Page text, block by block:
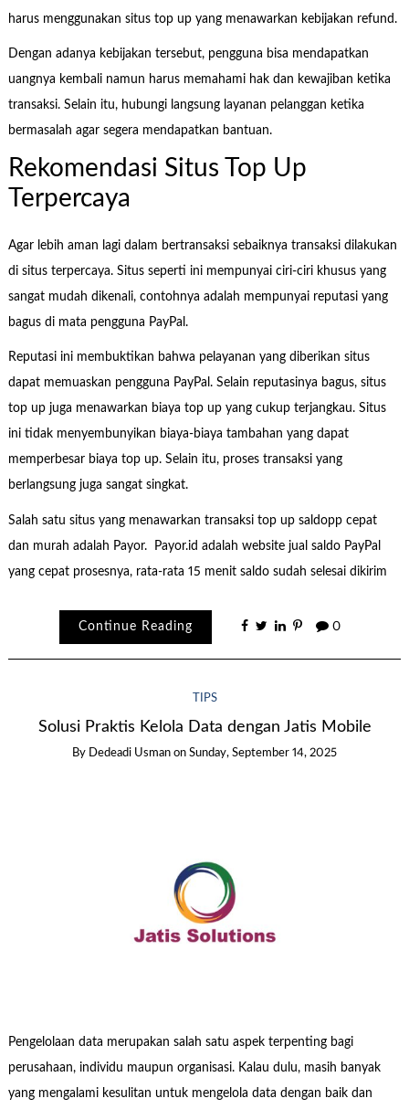
harus menggunakan situs top up yang menawarkan kebijakan refund.
Dengan adanya kebijakan tersebut, pengguna bisa mendapatkan
uangnya kembali namun harus memahami hak dan kewajiban ketika
transaksi. Selain itu, hubungi langsung layanan pelanggan ketika
bermasalah agar segera mendapatkan bantuan.
Rekomendasi Situs Top Up
Terpercaya
Agar lebih aman lagi dalam bertransaksi sebaiknya transaksi dilakukan
di situs terpercaya. Situs seperti ini mempunyai ciri-ciri khusus yang
sangat mudah dikenali, contohnya adalah mempunyai reputasi yang
bagus di mata pengguna PayPal.
Reputasi ini membuktikan bahwa pelayanan yang diberikan situs
dapat memuaskan pengguna PayPal. Selain reputasinya bagus, situs
top up juga menawarkan biaya top up yang cukup terjangkau. Situs
ini tidak menyembunyikan biaya-biaya tambahan yang dapat
memperbesar biaya top up. Selain itu, proses transaksi yang
berlangsung juga sangat singkat.
Salah satu situs yang menawarkan transaksi top up saldopp cepat
dan murah adalah Payor. Payor.id adalah website jual saldo PayPal
yang cepat prosesnya, rata-rata 15 menit saldo sudah selesai dikirim
Continue Reading 0
TIPS
Solusi Praktis Kelola Data dengan Jatis Mobile
By Dedeadi Usman on Sunday, September 14, 2025
Pengelolaan data merupakan salah satu aspek terpenting bagi
perusahaan, individu maupun organisasi. Kalau dulu, masih banyak
yang mengalami kesulitan untuk mengelola data dengan baik dan